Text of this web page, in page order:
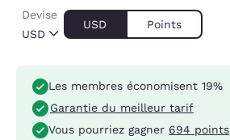
USD
Devise
USD Points
Les membres économisent 19%
Garantie du meilleur tarif
Vous pourriez gagner 694 points